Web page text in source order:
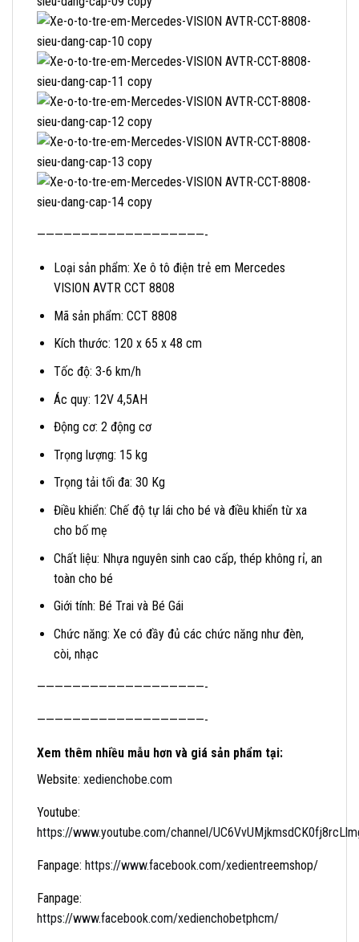
———————————————————-
Loại sản phẩm: Xe ô tô điện trẻ em Mercedes
VISION AVTR CCT 8808
Mã sản phẩm: CCT 8808
Kích thước: 120 x 65 x 48 cm
Tốc độ: 3-6 km/h
Ác quy: 12V 4,5AH
Động cơ: 2 động cơ
Trọng lượng: 15 kg
Trọng tải tối đa: 30 Kg
Điều khiển: Chế độ tự lái cho bé và điều khiển từ xa
cho bố mẹ
Chất liệu: Nhựa nguyên sinh cao cấp, thép không rỉ, an
toàn cho bé
Giới tính: Bé Trai và Bé Gái
Chức năng: Xe có đầy đủ các chức năng như đèn,
còi, nhạc
———————————————————-
———————————————————-
Xem thêm nhiều mẫu hơn và giá sản phẩm tại:
Website: xedienchobe.com
Youtube:
https://www.youtube.com/channel/
Fanpage: https://www.facebook.com/xedientreemshop/
Fanpage:
https://www.facebook.com/xedienchobetphcm/